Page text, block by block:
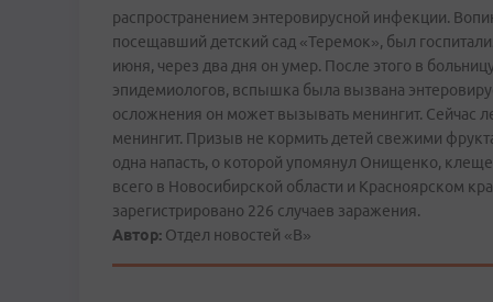
распространением энтеровирусной инфекции.
посещавший детский сад «Теремок», был
июня, через два дня он умер. После этого в
эпидемиологов, вспышка была вызвана
осложнения он может вызывать менингит. Сейчас
менингит. Призыв не кормить детей свежими
одна напасть, о которой упомянул Онищенко,
всего в Новосибирской области и Красноярском
зарегистрировано 226 случаев заражения.
Автор: Отдел новостей «В»